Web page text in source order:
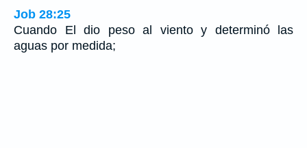
Job 28:25
Cuando El dio peso al viento y determinó las
aguas por medida;